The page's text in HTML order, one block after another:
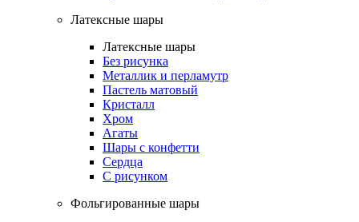
Латексные шары
Латексные шары
Без рисунка
Металлик и перламутр
Пастель матовый
Кристалл
Хром
Агаты
Шары с конфетти
Сердца
С рисунком
Фольгированные шары